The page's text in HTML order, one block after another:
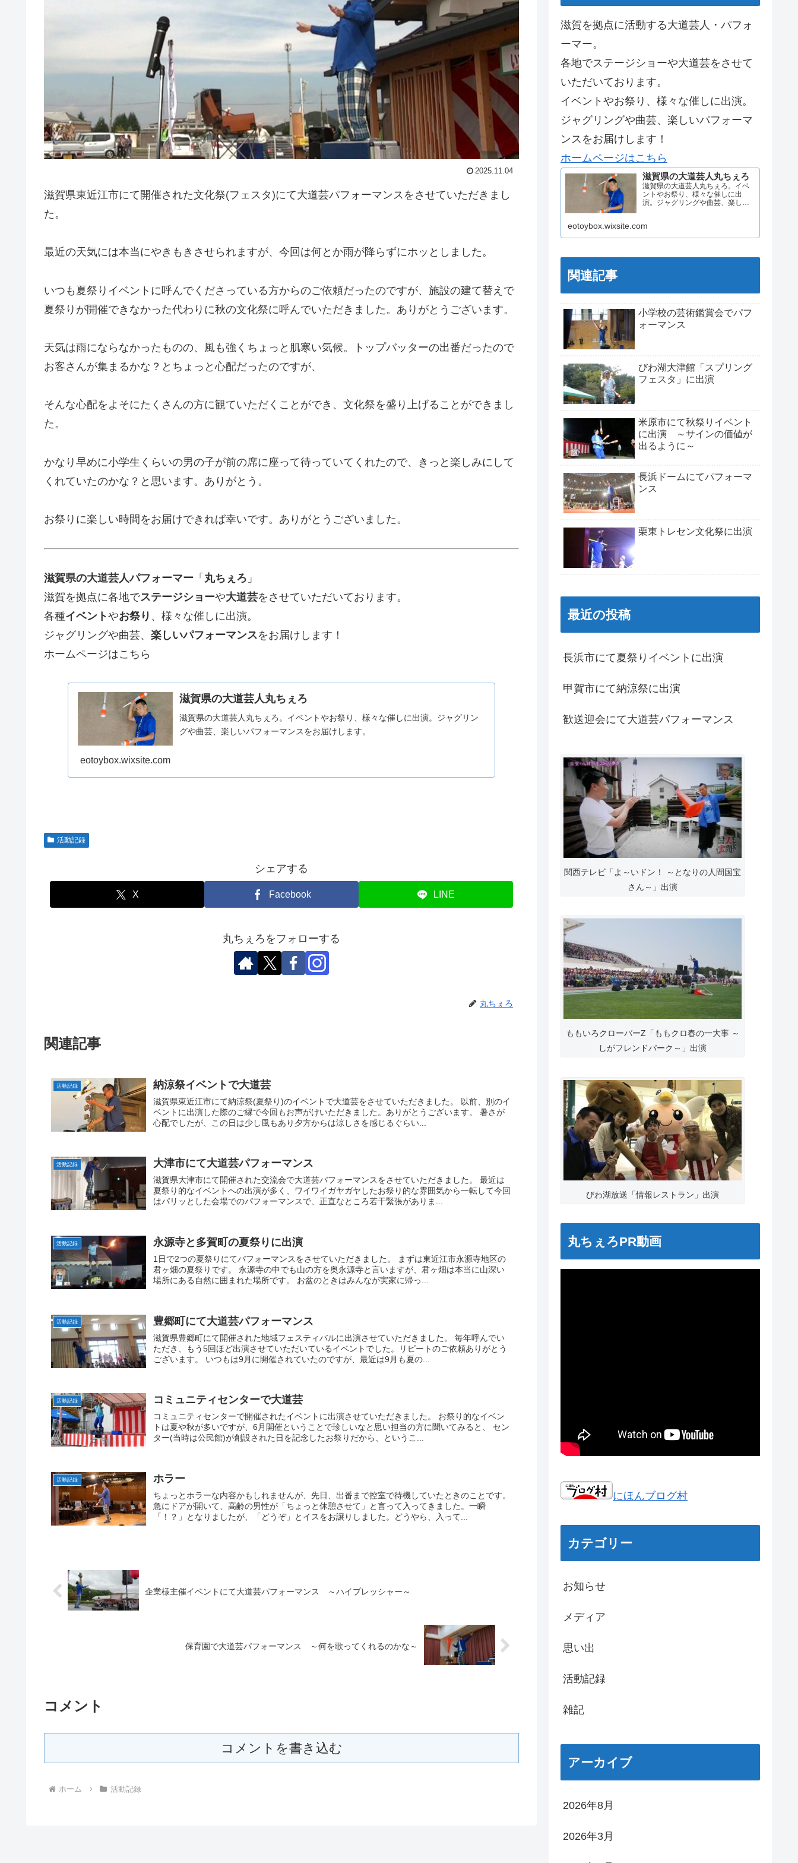
2025.11.04
滋賀県東近江市にて開催された文化祭(フェスタ)にて大道芸パフォーマンスをさせていただきまし
た。
最近の天気には本当にやきもきさせられますが、今回は何とか雨が降らずにホッとしました。
いつも夏祭りイベントに呼んでくださっている方からのご依頼だったのですが、施設の建て替えで
夏祭りが開催できなかった代わりに秋の文化祭に呼んでいただきました。ありがとうございます。
天気は雨にならなかったものの、風も強くちょっと肌寒い気候。トップバッターの出番だったので
お客さんが集まるかな？とちょっと心配だったのですが、
そんな心配をよそにたくさんの方に観ていただくことができ、文化祭を盛り上げることができまし
た。
かなり早めに小学生くらいの男の子が前の席に座って待っていてくれたので、きっと楽しみにして
くれていたのかな？と思います。ありがとう。
お祭りに楽しい時間をお届けできれば幸いです。ありがとうございました。
滋賀県の大道芸人パフォーマー 「 丸ちぇろ 」
滋賀を拠点に各地でステージショーや大道芸をさせていただいております。
各種イベントやお祭り 、様々な催しに出演。
ジャグリングや曲芸、 楽しいパフォーマンスをお届けします！
ホームページはこちら
滋賀県の大道芸人丸ちぇろ
滋賀県の大道芸人丸ちぇろ。イベントやお祭り、様々な催しに出演。ジャグリン
グや曲芸、楽しいパフォーマンスをお届けします。
eotoybox.wixsite.com
活動記録
シェアする
X Facebook LINE
丸ちぇろをフォローする
丸ちぇろ
関連記事
活動記録 納涼祭イベントで大道芸
滋賀県東近江市にて納涼祭(夏祭り)のイベントで大道芸をさせていただきました。 以前、別のイ
ベントに出演した際のご縁で今回もお声がけいただきました。ありがとうございます。 暑さが
心配でしたが、この日は少し風もあり夕方からは涼しさを感じるぐらい...
活動記録 大津市にて大道芸パフォーマンス
滋賀県大津市にて開催された交流会で大道芸パフォーマンスをさせていただきました。 最近は
夏祭り的なイベントへの出演が多く、ワイワイガヤガヤしたお祭り的な雰囲気から一転して今回
はパリッとした会場でのパフォーマンスで、正直なところ若干緊張がありま...
活動記録 永源寺と多賀町の夏祭りに出演
1日で2つの夏祭りにてパフォーマンスをさせていただきました。 まずは東近江市永源寺地区の
君ヶ畑の夏祭りです。 永源寺の中でも山の方を奥永源寺と言いますが、君ヶ畑は本当に山深い
場所にある自然に囲まれた場所です。 お盆のときはみんなが実家に帰っ...
活動記録 豊郷町にて大道芸パフォーマンス
滋賀県豊郷町にて開催された地域フェスティバルに出演させていただきました。 毎年呼んでい
ただき、もう5回ほど出演させていただいているイベントでした。リピートのご依頼ありがとう
ございます。 いつもは9月に開催されていたのですが、最近は9月も夏の...
活動記録 コミュニティセンターで大道芸
コミュニティセンターで開催されたイベントに出演させていただきました。 お祭り的なイベン
トは夏や秋が多いですが、6月開催ということで珍しいなと思い担当の方に聞いてみると、 セン
ター(当時は公民館)が創設された日を記念したお祭りだから、というこ...
活動記録 ホラー
ちょっとホラーな内容かもしれませんが、先日、出番まで控室で待機していたときのことです。
急にドアが開いて、高齢の男性が「ちょっと休憩させて」と言って入ってきました。一瞬
「！？」となりましたが、「どうぞ」とイスをお譲りしました。どうやら、入って...
企業様主催イベントにて大道芸パフォーマンス ～ハイプレッシャー～
保育園で大道芸パフォーマンス ～何を歌ってくれるのかな～
コメント
コメントを書き込む
ホーム 活動記録
滋賀を拠点に活動する大道芸人・パフォ
ーマー。
各地でステージショーや大道芸をさせて
いただいております。
イベントやお祭り、様々な催しに出演。
ジャグリングや曲芸、楽しいパフォーマ
ンスをお届けします！
ホームページはこちら
滋賀県の大道芸人丸ちぇろ
滋賀県の大道芸人丸ちぇろ。イベ
ントやお祭り、様々な催しに出
演。ジャグリングや曲芸、楽しい
eotoybox.wixsite.com
関連記事
小学校の芸術鑑賞会でパフ
ォーマンス
びわ湖大津館「スプリング
フェスタ」に出演
米原市にて秋祭りイベント
に出演 ～サインの価値が
出るように～
長浜ドームにてパフォーマ
ンス
栗東トレセン文化祭に出演
最近の投稿
長浜市にて夏祭りイベントに出演
甲賀市にて納涼祭に出演
歓送迎会にて大道芸パフォーマンス
関西テレビ「よ～いドン！ ～となりの人間国宝
さん～」出演
ももいろクローバーZ「ももクロ春の一大事 ～
しがフレンドパーク～」出演
びわ湖放送「情報レストラン」出演
丸ちぇろPR動画
にほんブログ村
カテゴリー
お知らせ
メディア
思い出
活動記録
雑記
アーカイブ
2026年8月
2026年3月